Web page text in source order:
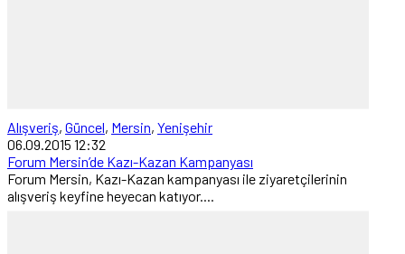
Alışveriş, Güncel, Mersin, Yenişehir
06.09.2015 12:32
Forum Mersin’de Kazı-Kazan Kampanyası
Forum Mersin, Kazı-Kazan kampanyası ile ziyaretçilerinin
alışveriş keyfine heyecan katıyor....